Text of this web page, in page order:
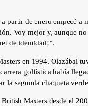
partir de enero empecé
Voy mejor y, aunque
de identidad!”.
en 1994, Olazábal
golfística había
la segunda chaqueta
Masters desde el